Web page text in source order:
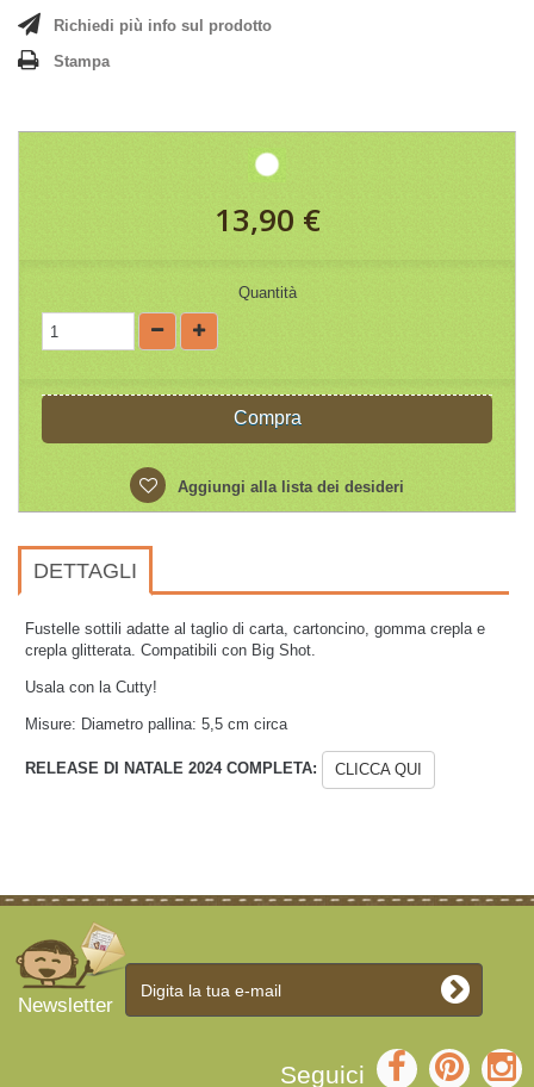
Richiedi più info sul prodotto
Stampa
13,90 €
Quantità
Compra
Aggiungi alla lista dei desideri
DETTAGLI
Fustelle sottili adatte al taglio di carta, cartoncino, gomma crepla e
crepla glitterata. Compatibili con Big Shot.
Usala con la Cutty!
Misure: Diametro pallina: 5,5 cm circa
RELEASE DI NATALE 2024 COMPLETA: CLICCA QUI
Newsletter
Seguici